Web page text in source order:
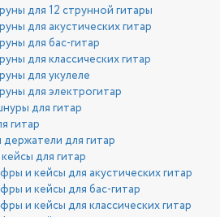
для 12 струнной гитары
для акустических гитар
для бас-гитар
для классических гитар
для укулеле
для электрогитар
для гитар
гитар
для гитар
для гитар
и кейсы для акустических гитар
и кейсы для бас-гитар
и кейсы для классических гитар